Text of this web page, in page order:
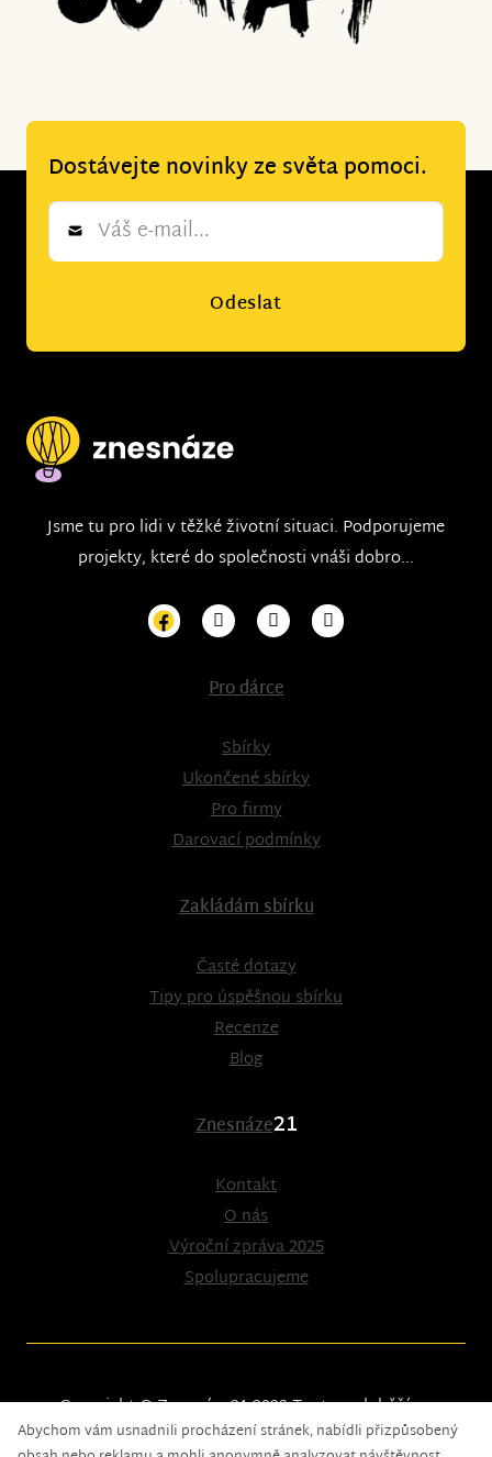
Dostávejte novinky ze světa pomoci.
Newsletter
Odeslat
Jsme tu pro lidi v těžké životní situaci. Podporujeme
projekty, které do společnosti vnáši dobro...
Pro dárce
Sbírky
Ukončené sbírky
Pro firmy
Darovací podmínky
Zakládám sbírku
Časté dotazy
Tipy pro úspěšnou sbírku
Recenze
Blog
Znesnáze21
Kontakt
O nás
Výroční zpráva 2025
Spolupracujeme
Copyright © Znesnáze21 2023Tento web běží na
solidpixels.
Abychom vám usnadnili procházení stránek, nabídli přizpůsobený